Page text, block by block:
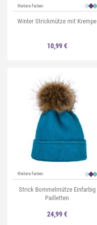
Weitere Farben
Winter Strickmütze mit Krempe
10,99 €
Weitere Farben
Strick Bommelmütze Einfarbig
Pailletten
24,99 €